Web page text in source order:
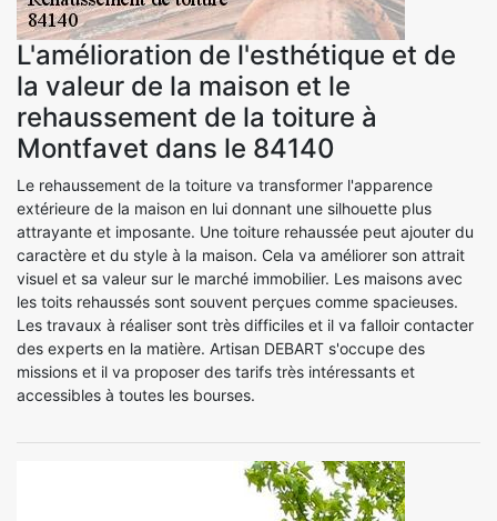
L'amélioration de l'esthétique et de
la valeur de la maison et le
rehaussement de la toiture à
Montfavet dans le 84140
Le rehaussement de la toiture va transformer l'apparence
extérieure de la maison en lui donnant une silhouette plus
attrayante et imposante. Une toiture rehaussée peut ajouter du
caractère et du style à la maison. Cela va améliorer son attrait
visuel et sa valeur sur le marché immobilier. Les maisons avec
les toits rehaussés sont souvent perçues comme spacieuses.
Les travaux à réaliser sont très difficiles et il va falloir contacter
des experts en la matière. Artisan DEBART s'occupe des
missions et il va proposer des tarifs très intéressants et
accessibles à toutes les bourses.